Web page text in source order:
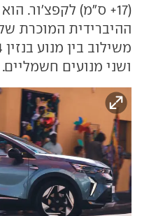
(17+ ס"מ) לקפצ'ור.
ושני מנועים חשמליים.